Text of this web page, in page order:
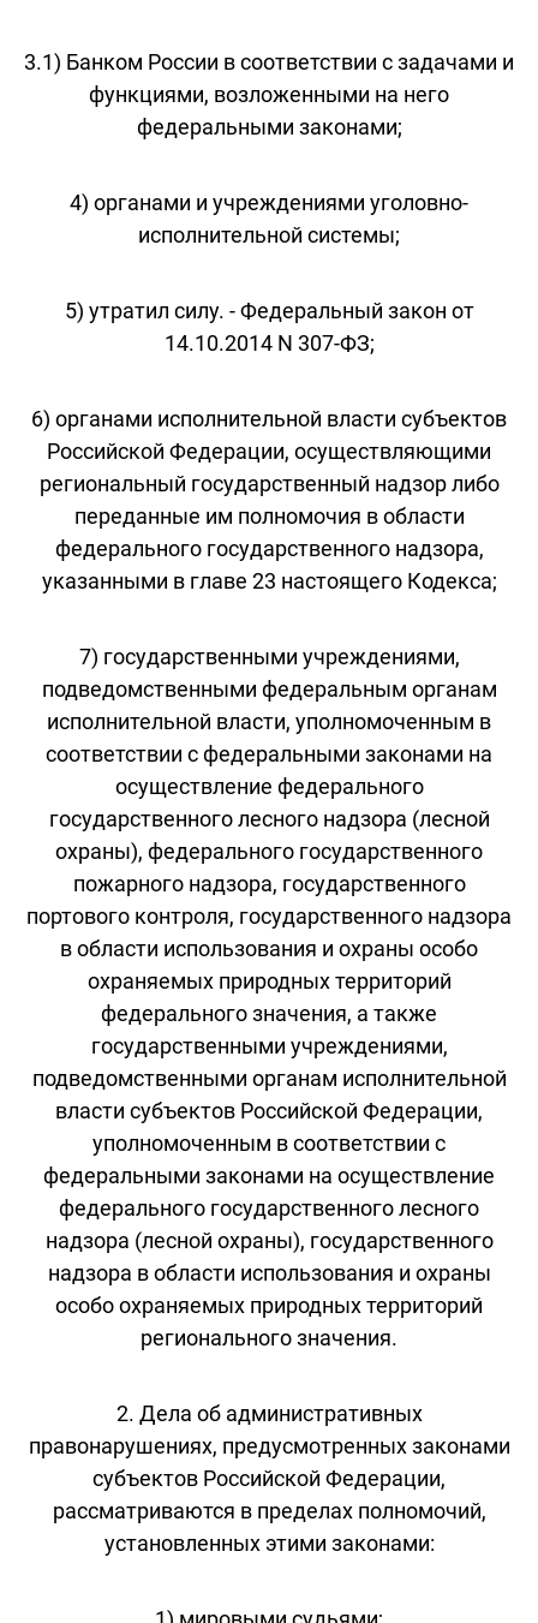
3.1) Банком России в соответствии с задачами и
функциями, возложенными на него
федеральными законами;
4) органами и учреждениями уголовно-
исполнительной системы;
5) утратил силу. - Федеральный закон от
14.10.2014 N 307-ФЗ;
6) органами исполнительной власти субъектов
Российской Федерации, осуществляющими
региональный государственный надзор либо
переданные им полномочия в области
федерального государственного надзора,
указанными в главе 23 настоящего Кодекса;
7) государственными учреждениями,
подведомственными федеральным органам
исполнительной власти, уполномоченным в
соответствии с федеральными законами на
осуществление федерального
государственного лесного надзора (лесной
охраны), федерального государственного
пожарного надзора, государственного
портового контроля, государственного надзора
в области использования и охраны особо
охраняемых природных территорий
федерального значения, а также
государственными учреждениями,
подведомственными органам исполнительной
власти субъектов Российской Федерации,
уполномоченным в соответствии с
федеральными законами на осуществление
федерального государственного лесного
надзора (лесной охраны), государственного
надзора в области использования и охраны
особо охраняемых природных территорий
регионального значения.
2. Дела об административных
правонарушениях, предусмотренных законами
субъектов Российской Федерации,
рассматриваются в пределах полномочий,
установленных этими законами: